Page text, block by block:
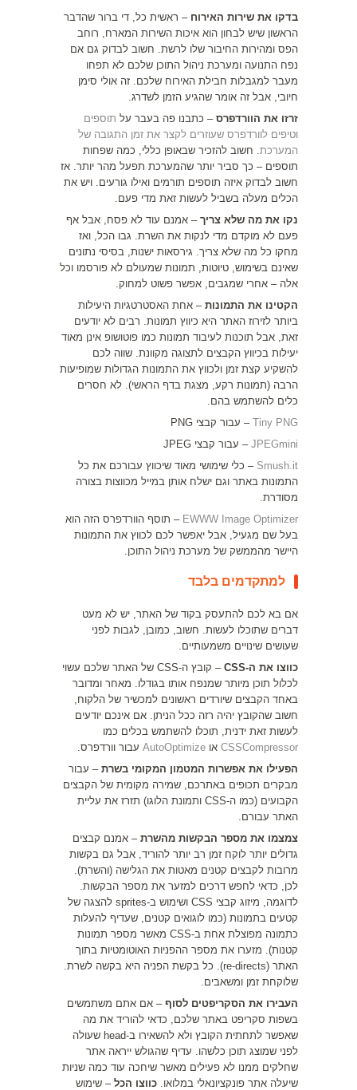
בדקו את שירות האירוח – ראשית כל, די ברור שהדבר
הראשון שיש לבחון הוא איכות השירות המארח, רוחב
הפס ומהירות החיבור שלו לרשת. חשוב לבדוק גם אם
נפח התנועה ומערכת ניהול התוכן שלכם לא תפחו
מעבר למגבלות חבילת האירוח שלכם. זה אולי סימן
חיובי, אבל זה אומר שהגיע הזמן לשדרג.
זרזו את הוורדפרס – כתבנו פה בעבר על תוספים
וטיפים לוורדפרס שעוזרים לקצר את זמן התגובה של
המערכת . חשוב להזכיר שבאופן כללי, כמה שפחות
תוספים – כך סביר יותר שהמערכת תפעל מהר יותר. אז
חשוב לבדוק איזה תוספים תורמים ואילו גורעים. ויש את
הכלים מעלה בשביל לעשות זאת מדי פעם.
נקו את מה שלא צריך – אמנם עוד לא פסח, אבל אף
פעם לא מוקדם מדי לנקות את השרת. גבו הכל, ואז
מחקו כל מה שלא צריך. גירסאות ישנות, בסיסי נתונים
שאינם בשימוש, טיוטות, תמונות שמעולם לא פורסמו וכל
אלה – אחרי שמגבים, אפשר פשוט למחוק.
הקטינו את התמונות – אחת האסטרטגיות היעילות
ביותר לזירוז האתר היא כיווץ תמונות. רבים לא יודעים
זאת, אבל תוכנות לעיבוד תמונות כמו פוטושופ אינן מאוד
יעילות בכיווץ הקבצים לתצוגה מקוונת. שווה לכם
להשקיע קצת זמן ולכווץ את התמונות הגדולות שמופיעות
הרבה (תמונות רקע, מצגת בדף הראשי). לא חסרים
כלים להשתמש בהם.
Tiny PNG – עבור קבצי PNG
JPEGmini – עבור קבצי JPEG
Smush.it – כלי שימושי מאוד שיכווץ עבורכם את כל
התמונות באתר וגם ישלח אותן במייל מכווצות בצורה
מסודרת.
EWWW Image Optimizer – תוסף הוורדפרס הזה הוא
בעל שם מגעיל, אבל יאפשר לכם לכווץ את התמונות
היישר מהממשק של מערכת ניהול התוכן.
למתקדמים בלבד
אם בא לכם להתעסק בקוד של האתר, יש לא מעט
דברים שתוכלו לעשות. חשוב, כמובן, לגבות לפני
שעושים שינויים משמעותיים.
כווצו את ה-CSS
– קובץ ה-CSS של האתר שלכם עשוי
לכלול תוכן מיותר שמנפח אותו בגודלו. מאחר ומדובר
באחד הקבצים שיורדים ראשונים למכשיר של הלקוח,
חשוב שהקובץ יהיה רזה ככל הניתן. אם אינכם יודעים
לעשות זאת ידנית, תוכלו להשתמש בכלים כמו
CSSCompressor או AutoOptimize עבור וורדפרס.
הפעילו את אפשרות המטמון המקומי בשרת – עבור
מבקרים תכופים באתרכם, שמירה מקומית של הקבצים
הקבועים (כמו ה-CSS ותמונת הלוגו) תזרז את עליית
האתר עבורם.
צמצמו את מספר הבקשות מהשרת – אמנם קבצים
גדולים יותר לוקח זמן רב יותר להוריד, אבל גם בקשות
מרובות לקבצים קטנים מאטות את הגלישה (והשרת).
לכן, כדאי לחפש דרכים למזער את מספר הבקשות.
לדוגמה, מיזוג קבצי CSS ושימוש ב-sprites להצגה של
קטעים בתמונות (כמו לוגואים קטנים, שעדיף להעלות
כתמונה מפוצלת אחת ב-CSS מאשר מספר תמונות
קטנות). מזערו את מספר ההפניות האוטומטיות בתוך
האתר (re-directs). כל בקשת הפניה היא בקשה לשרת.
שלוקחת זמן ומשאבים.
העבירו את הסקריפטים לסוף – אם אתם משתמשים
בשפות סקריפט באתר שלכם, כדאי להוריד את מה
שאפשר לתחתית הקובץ ולא להשאירו ב-head שעולה
לפני שמוצג תוכן כלשהו. עדיף שהגולש ייראה אתר
שחלקים ממנו לא פעילים מאשר שיחכה עוד כמה שניות
שיעלה אתר פונקציונאלי במלואו. כווצו הכל – שימוש